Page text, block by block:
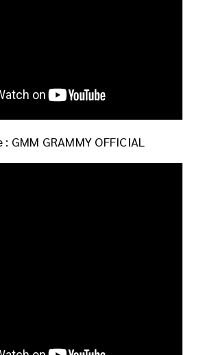
GMM GRAMMY OFFICIAL